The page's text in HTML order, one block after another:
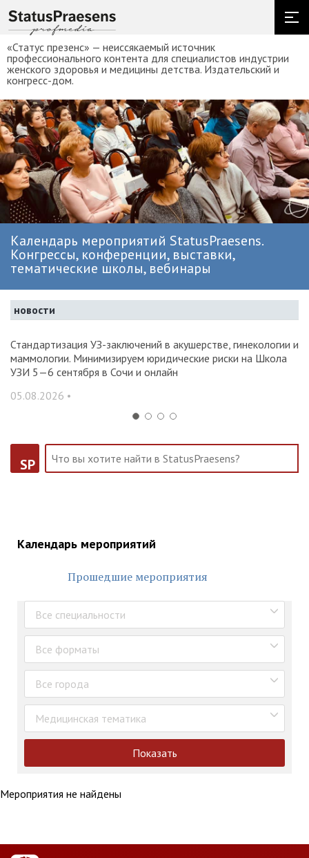
«Статус презенс» — неиссякаемый источник
профессионального контента для специалистов индустрии
женского здоровья и медицины детства. Издательский и
конгресс-дом.
Календарь мероприятий StatusPraesens.
Конгрессы, конференции, выставки,
тематические школы, вебинары
новости
Стандартизация УЗ-заключений в акушерстве, гинекологии и
маммологии. Минимизируем юридические риски на Школа
УЗИ 5—6 сентября в Сочи и онлайн
05.08.2026 •
SP
Календарь мероприятий
Прошедшие мероприятия
Все специальности
Все форматы
Все города
Медицинская тематика
Показать
Мероприятия не найдены